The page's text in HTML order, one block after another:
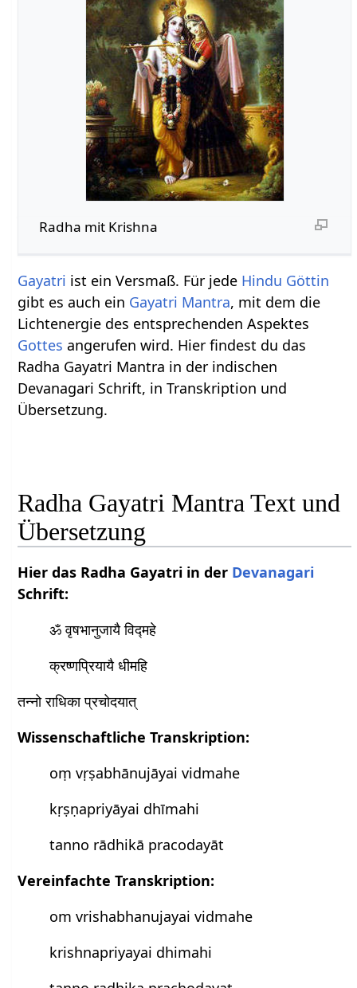
Radha mit Krishna
Gayatri ist ein Versmaß. Für jede Hindu Göttin
gibt es auch ein Gayatri Mantra, mit dem die
Lichtenergie des entsprechenden Aspektes
Gottes angerufen wird. Hier findest du das
Radha Gayatri Mantra in der indischen
Devanagari Schrift, in Transkription und
Übersetzung.
Radha Gayatri Mantra Text und
Übersetzung
Hier das Radha Gayatri in der Devanagari
Schrift:
ॐ वृषभानुजायै विद्महे
क्रष्णप्रियायै धीमहि
तन्नो राधिका प्रचोदयात्
Wissenschaftliche Transkription:
oṃ vṛṣabhānujāyai vidmahe
kṛṣṇapriyāyai dhīmahi
tanno rādhikā pracodayāt
Vereinfachte Transkription:
om vrishabhanujayai vidmahe
krishnapriyayai dhimahi